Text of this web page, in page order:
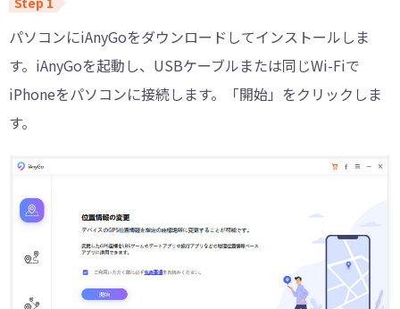
パソコンにiAnyGoをダウンロードしてインストールしま
す。iAnyGoを起動し、USBケーブルまたは同じWi-Fiで
iPhoneをパソコンに接続します。「開始」をクリックしま
す。